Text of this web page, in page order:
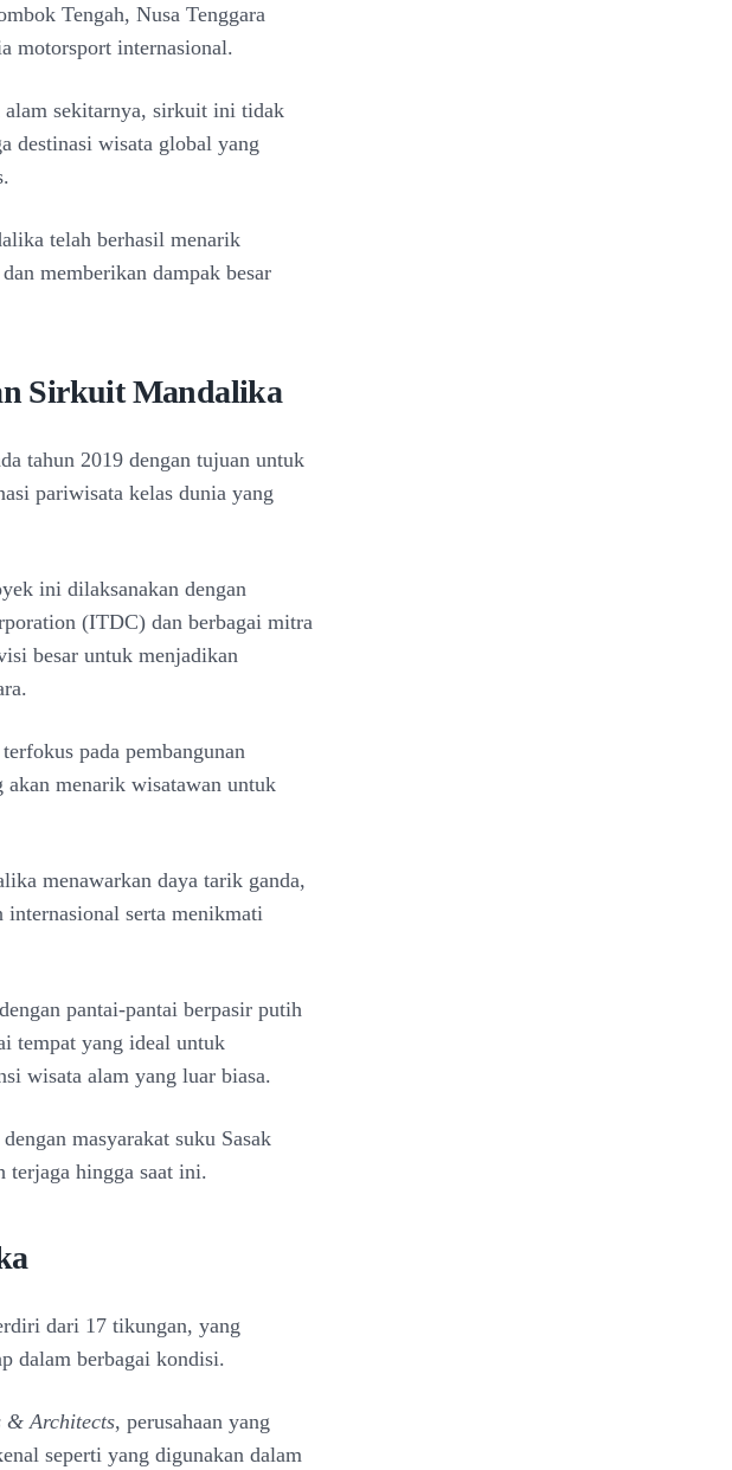
Tengah, Nusa Tenggara
motorsport internasional.
alam sekitarnya, sirkuit ini tidak
destinasi wisata global yang
telah berhasil menarik
memberikan dampak besar
Sirkuit Mandalika
tahun 2019 dengan tujuan untuk
pariwisata kelas dunia yang
ini dilaksanakan dengan
(ITDC) dan berbagai mitra
besar untuk menjadikan
pada pembangunan
menarik wisatawan untuk
menawarkan daya tarik ganda,
internasional serta menikmati
pantai-pantai berpasir putih
tempat yang ideal untuk
wisata alam yang luar biasa.
masyarakat suku Sasak
hingga saat ini.
dari 17 tikungan, yang
dalam berbagai kondisi.
& Architects, perusahaan yang
seperti yang digunakan dalam